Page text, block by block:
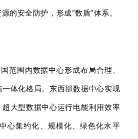
的安全防护，形成“数盾”体系。
范围内数据中心形成布局合理、
体化格局。东西部数据中心实现
大型数据中心运行电能利用效率
心集约化、规模化、绿色化水平